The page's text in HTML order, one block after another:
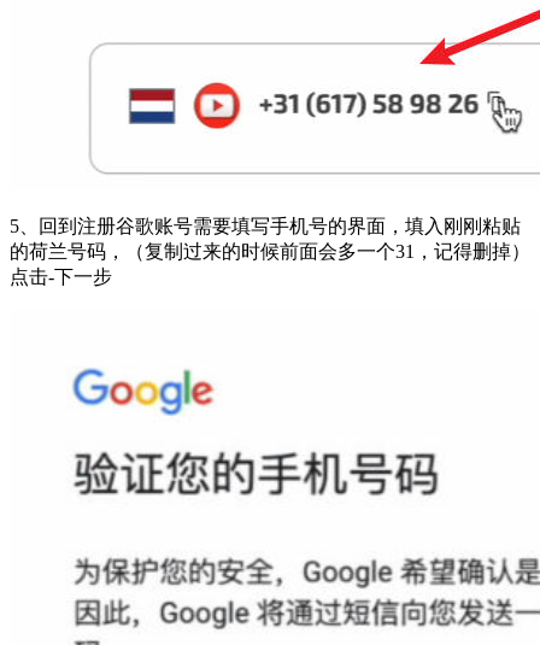
5、回到注册谷歌账号需要填写手机号的界面，填入刚刚粘贴
的荷兰号码，（复制过来的时候前面会多一个31，记得删掉）
点击-下一步